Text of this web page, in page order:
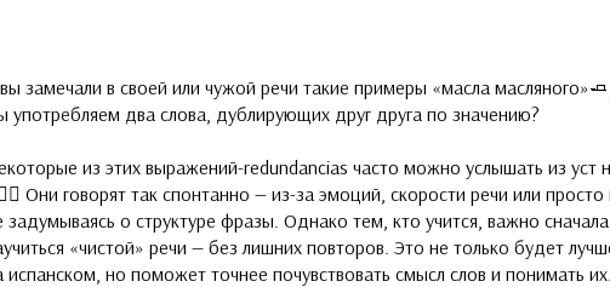
замечали в своей или чужой речи такие примеры «масла
употребляем два слова, дублирующих друг друга по значению?
из этих выражений-redundancias часто можно услышать из уст
Они говорят так спонтанно — из-за эмоций, скорости речи или
задумываясь о структуре фразы. Однако тем, кто учится, важно сначала
«чистой» речи — без лишних повторов. Это не только будет
испанском, но поможет точнее почувствовать смысл слов и понимать